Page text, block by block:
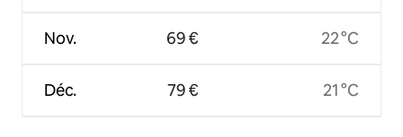
Nov.
Déc.
69 €
79 €
22 °C
21 °C